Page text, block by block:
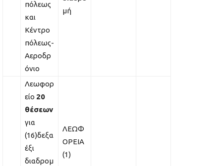
πόλεως
και
Κέντρο
πόλεως-
Αεροδρ
όνιο
μή
Λεωφορ
είο 20
θέσεων
για
(16)δεξα
έξι
διαδρομ
ΛΕΩΦ
ΟΡΕΙΑ
(1)